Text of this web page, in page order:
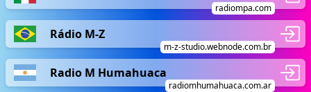
radiompa.com
Rádio M-Z
m-z-studio.webnode.com.br
Radio M Humahuaca
radiomhumahuaca.com.ar